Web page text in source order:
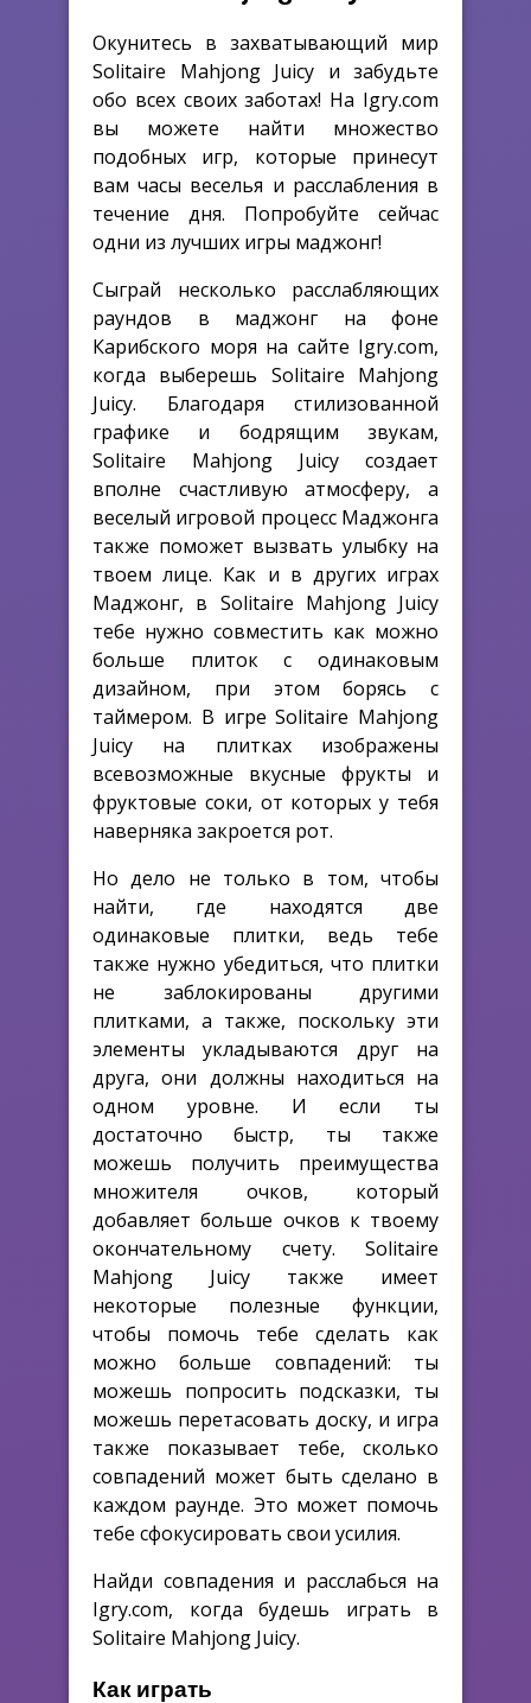
Окунитесь в захватывающий мир
Solitaire Mahjong Juicy и забудьте
обо всех своих заботах! На Igry.com
вы можете найти множество
подобных игр, которые принесут
вам часы веселья и расслабления в
течение дня. Попробуйте сейчас
одни из лучших игры маджонг!
Сыграй несколько расслабляющих
раундов в маджонг на фоне
Карибского моря на сайте Igry.com,
когда выберешь Solitaire Mahjong
Juicy. Благодаря стилизованной
графике и бодрящим звукам,
Solitaire Mahjong Juicy создает
вполне счастливую атмосферу, а
веселый игровой процесс Маджонга
также поможет вызвать улыбку на
твоем лице. Как и в других играх
Маджонг, в Solitaire Mahjong Juicy
тебе нужно совместить как можно
больше плиток с одинаковым
дизайном, при этом борясь с
таймером. В игре Solitaire Mahjong
Juicy на плитках изображены
всевозможные вкусные фрукты и
фруктовые соки, от которых у тебя
наверняка закроется рот.
Но дело не только в том, чтобы
найти, где находятся две
одинаковые плитки, ведь тебе
также нужно убедиться, что плитки
не заблокированы другими
плитками, а также, поскольку эти
элементы укладываются друг на
друга, они должны находиться на
одном уровне. И если ты
достаточно быстр, ты также
можешь получить преимущества
множителя очков, который
добавляет больше очков к твоему
окончательному счету. Solitaire
Mahjong Juicy также имеет
некоторые полезные функции,
чтобы помочь тебе сделать как
можно больше совпадений: ты
можешь попросить подсказки, ты
можешь перетасовать доску, и игра
также показывает тебе, сколько
совпадений может быть сделано в
каждом раунде. Это может помочь
тебе сфокусировать свои усилия.
Найди совпадения и расслабься на
Igry.com, когда будешь играть в
Solitaire Mahjong Juicy.
Как играть